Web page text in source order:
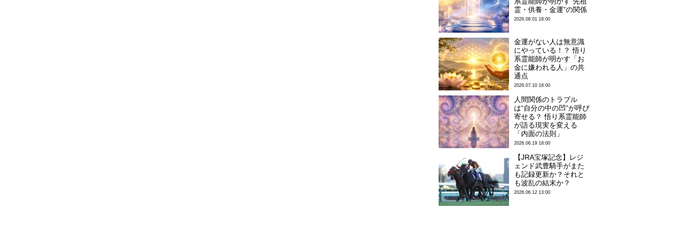
霊・供養・金運”の関係
2026.08.01 18:00
金運がない人は無意識
にやっている！？ 悟り
系霊能師が明かす「お
金に嫌われる人」の共
通点
2026.07.10 18:00
人間関係のトラブル
は“自分の中の凹”が呼び
寄せる？ 悟り系霊能師
が語る現実を変える
「内面の法則」
2026.06.19 18:00
【JRA宝塚記念】レジ
ェンド武豊騎手がまた
も記録更新か？それと
も波乱の結末か？
2026.06.12 13:00